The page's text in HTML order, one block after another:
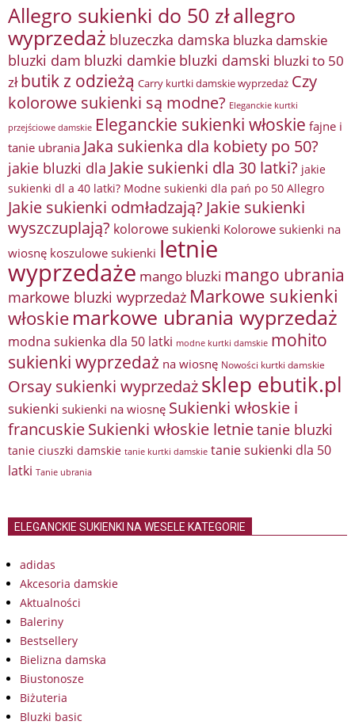
Allegro sukienki do 50 złallegro
wyprzedaż bluzeczka damska bluzka damskie
bluzki dam bluzki damkie bluzki damski bluzki to 50
zł butik z odzieżą Carry kurtki damskie wyprzedaż Czy
kolorowe sukienki są modne? Eleganckie kurtki
przejściowe damskie Eleganckie sukienki włoskie fajne i
tanie ubrania Jaka sukienka dla kobiety po 50?
jakie bluzki dla Jakie sukienki dla 30 latki? jakie
sukienki dl a 40 latki? Modne sukienki dla pań po 50 Allegro
Jakie sukienki odmładzają? Jakie sukienki
wyszczuplają? kolorowe sukienki Kolorowe sukienki na
wiosnę koszulowe sukienki letnie
wyprzedaże mango bluzki mango ubrania
markowe bluzki wyprzedaż Markowe sukienki
włoskie markowe ubrania wyprzedaż
modna sukienka dla 50 latki modne kurtki damskie mohito
sukienki wyprzedaż na wiosnę Nowości kurtki damskie
Orsay sukienki wyprzedażsklep ebutik.pl
sukienki sukienki na wiosnę Sukienki włoskie i
francuskieSukienki włoskie letnietanie bluzki
tanie ciuszki damskie tanie kurtki damskie tanie sukienki dla 50
latki Tanie ubrania
ELEGANCKIE SUKIENKI NA WESELE KATEGORIE
adidas
Akcesoria damskie
Aktualności
Baleriny
Bestsellery
Bielizna damska
Biustonosze
Biżuteria
Bluzki basic